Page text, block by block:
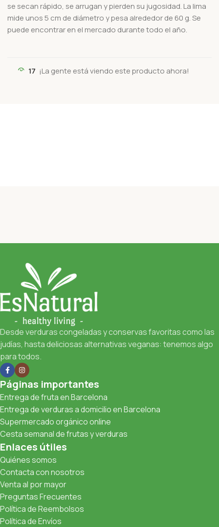
se secan rápido, se arrugan y pierden su jugosidad. La lima
mide unos 5 cm de diámetro y pesa alrededor de 60 g. Se
puede encontrar en el mercado durante todo el año.
17 ¡La gente está viendo este producto ahora!
Desde verduras congeladas y conservas favoritas como las
judías, hasta deliciosas alternativas veganas: tenemos algo
para todos.
Páginas importantes
Entrega de fruta en Barcelona
Entrega de verduras a domicilio en Barcelona
Supermercado orgánico online
Cesta semanal de frutas y verduras
Enlaces útiles
Quiénes somos
Contacta con nosotros
Venta al por mayor
Preguntas Frecuentes
Política de Reembolsos
Política de Envíos